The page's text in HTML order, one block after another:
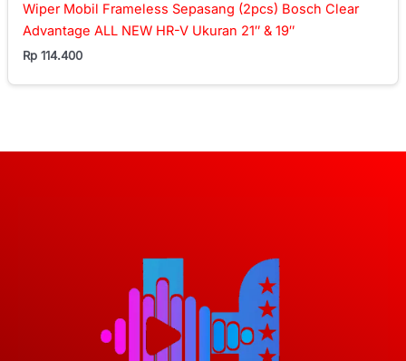
Wiper Mobil Frameless Sepasang (2pcs) Bosch Clear
Advantage ALL NEW HR-V Ukuran 21″ & 19″
Rp 114.400